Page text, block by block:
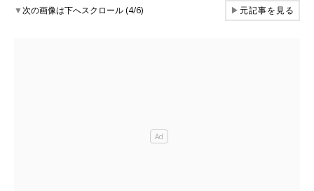
▼次の画像は下へスクロール (4/6) ▶元記事を見る